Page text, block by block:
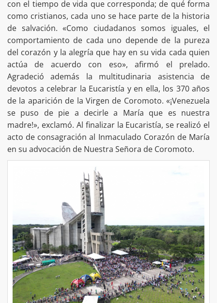
con el tiempo de vida que corresponda; de qué forma
como cristianos, cada uno se hace parte de la historia
de salvación. «Como ciudadanos somos iguales, el
comportamiento de cada uno depende de la pureza
del corazón y la alegría que hay en su vida cada quien
actúa de acuerdo con eso», afirmó el prelado.
Agradeció además la multitudinaria asistencia de
devotos a celebrar la Eucaristía y en ella, los 370 años
de la aparición de la Virgen de Coromoto. «¡Venezuela
se puso de pie a decirle a María que es nuestra
madre!», exclamó. Al finalizar la Eucaristía, se realizó el
acto de consagración al Inmaculado Corazón de María
en su advocación de Nuestra Señora de Coromoto.